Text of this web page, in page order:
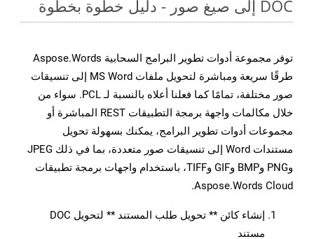
DOC إلى صيغ صور - دليل خطوة بخطوة
توفر مجموعة أدوات تطوير البرامج السحابية Aspose.Words
طرقًا سريعة ومباشرة لتحويل ملفات MS Word إلى تنسيقات
صور مختلفة، تمامًا كما فعلنا أعلاه بالنسبة لـ PCL. سواء من
خلال مكالمات واجهة برمجة التطبيقات REST المباشرة أو
مجموعات أدوات تطوير البرامج، يمكنك بسهولة تحويل
مستندات Word إلى تنسيقات صور متعددة، بما في ذلك JPEG
وPNG وBMP وGIF وTIFF، باستخدام واجهات برمجة تطبيقات
Aspose.Words Cloud.
إنشاء كائن ** تحويل طلب المستند ** لتحويل DOC
مستند